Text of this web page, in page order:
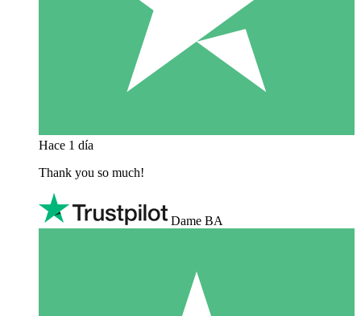
Hace 1 día
Thank you so much!
Dame BA